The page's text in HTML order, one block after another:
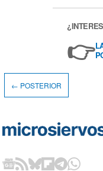
👉
← POSTERIOR